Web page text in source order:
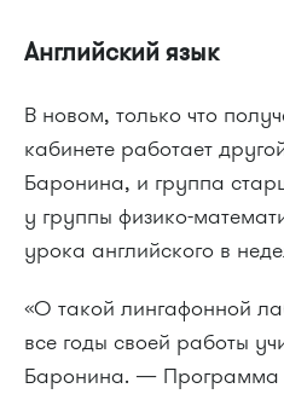
Английский язык
В новом, только что
кабинете работает
Баронина, и группа
у группы физико-
урока английского в
«О такой лингафонной
все годы своей работы
Баронина. — Программа